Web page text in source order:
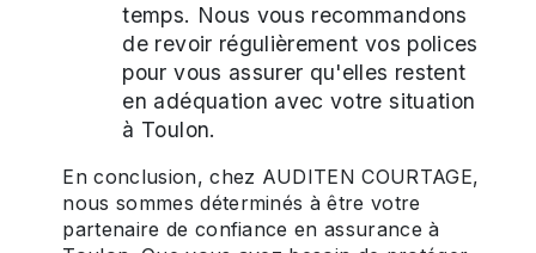
temps. Nous vous recommandons
de revoir régulièrement vos polices
pour vous assurer qu'elles restent
en adéquation avec votre situation
à Toulon.
En conclusion, chez AUDITEN COURTAGE,
nous sommes déterminés à être votre
partenaire de confiance en assurance à